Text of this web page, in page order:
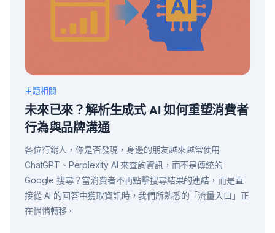
主題相關
未來已來？解析生成式 AI 如何重塑消費者
行為與品牌溝通
各位行銷人，你是否發現，身邊的朋友越來越常使用
ChatGPT、Perplexity AI 來查詢資訊，而不是傳統的
Google 搜尋？當消費者不再點擊搜尋結果的連結，而是直
接從 AI 的回答中獲取資訊時，我們所熟悉的「流量入口」正
在悄悄轉移。